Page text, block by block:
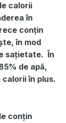
calorii
în
conțin
în mod
sațietate. În
de apă,
în plus.
conțin